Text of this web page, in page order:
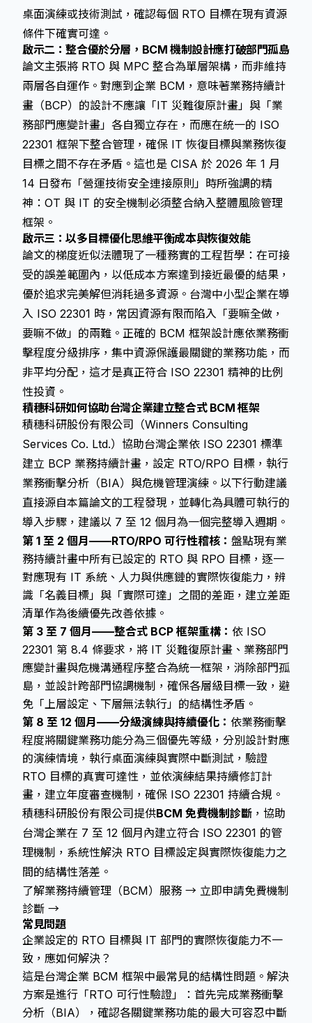
桌面演練或技術測試，確認每個 RTO 目標在現有資源
條件下確實可達。
啟示二：整合優於分層，BCM 機制設計應打破部門孤島
論文主張將 RTO 與 MPC 整合為單層架構，而非維持
兩層各自運作。對應到企業 BCM，意味著業務持續計
畫（BCP）的設計不應讓「IT 災難復原計畫」與「業
務部門應變計畫」各自獨立存在，而應在統一的 ISO
22301 框架下整合管理，確保 IT 恢復目標與業務恢復
目標之間不存在矛盾。這也是 CISA 於 2026 年 1 月
14 日發布「營運技術安全連接原則」時所強調的精
神：OT 與 IT 的安全機制必須整合納入整體風險管理
框架。
啟示三：以多目標優化思維平衡成本與恢復效能
論文的梯度近似法體現了一種務實的工程哲學：在可接
受的誤差範圍內，以低成本方案達到接近最優的結果，
優於追求完美解但消耗過多資源。台灣中小型企業在導
入 ISO 22301 時，常因資源有限而陷入「要嘛全做，
要嘛不做」的兩難。正確的 BCM 框架設計應依業務衝
擊程度分級排序，集中資源保護最關鍵的業務功能，而
非平均分配，這才是真正符合 ISO 22301 精神的比例
性投資。
積穗科研如何協助台灣企業建立整合式 BCM 框架
積穗科研股份有限公司（Winners Consulting
Services Co. Ltd.）協助台灣企業依 ISO 22301 標準
建立 BCP 業務持續計畫，設定 RTO/RPO 目標，執行
業務衝擊分析（BIA）與危機管理演練。以下行動建議
直接源自本篇論文的工程發現，並轉化為具體可執行的
導入步驟，建議以 7 至 12 個月為一個完整導入週期。
第 1 至 2 個月——RTO/RPO 可行性稽核： 盤點現有業
務持續計畫中所有已設定的 RTO 與 RPO 目標，逐一
對應現有 IT 系統、人力與供應鏈的實際恢復能力，辨
識「名義目標」與「實際可達」之間的差距，建立差距
清單作為後續優先改善依據。
第 3 至 7 個月——整合式 BCP 框架重構： 依 ISO
22301 第 8.4 條要求，將 IT 災難復原計畫、業務部門
應變計畫與危機溝通程序整合為統一框架，消除部門孤
島，並設計跨部門協調機制，確保各層級目標一致，避
免「上層設定、下層無法執行」的結構性矛盾。
第 8 至 12 個月——分級演練與持續優化： 依業務衝擊
程度將關鍵業務功能分為三個優先等級，分別設計對應
的演練情境，執行桌面演練與實際中斷測試，驗證
RTO 目標的真實可達性，並依演練結果持續修訂計
畫，建立年度審查機制，確保 ISO 22301 持續合規。
積穗科研股份有限公司提供BCM 免費機制診斷 ，協助
台灣企業在 7 至 12 個月內建立符合 ISO 22301 的管
理機制，系統性解決 RTO 目標設定與實際恢復能力之
間的結構性落差。
了解業務持續管理（BCM）服務 → 立即申請免費機制
診斷 →
常見問題
企業設定的 RTO 目標與 IT 部門的實際恢復能力不一
致，應如何解決？
這是台灣企業 BCM 框架中最常見的結構性問題。解決
方案是進行「RTO 可行性驗證」：首先完成業務衝擊
分析（BIA），確認各關鍵業務功能的最大可容忍中斷